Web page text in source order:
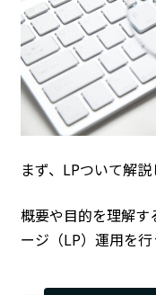
まず、LPついて解説
概要や目的を理解す
ージ（LP）運用を行